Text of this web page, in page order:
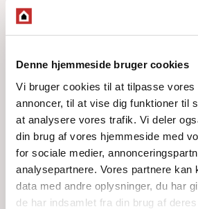
Denne hjemmeside bruger cookies
Vi bruger cookies til at tilpasse vores
annoncer, til at vise dig funktioner til
at analysere vores trafik. Vi deler
din brug af vores hjemmeside med
for sociale medier,
analysepartnere. Vores partnere kan
data med andre oplysninger, du har
de har indsamlet fra din brug af deres